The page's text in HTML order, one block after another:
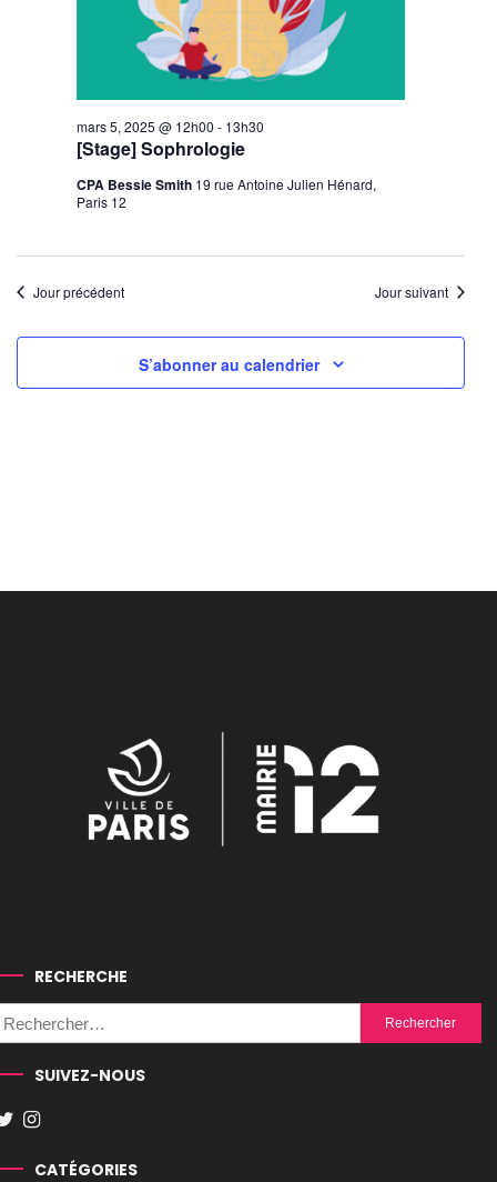
[Stage] Sophrologie
mars 5, 2025 @ 12h00 - 13h30
CPA Bessie Smith 19 rue Antoine Julien Hénard,
Paris 12
Jour précédent Jour suivant
S’abonner au calendrier
RECHERCHE
Rechercher :
SUIVEZ-NOUS
CATÉGORIES